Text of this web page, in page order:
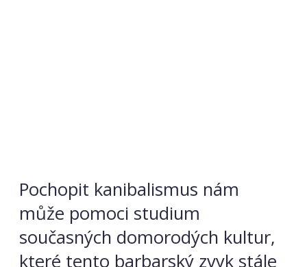
Pochopit kanibalismus nám
může pomoci studium
současných domorodých kultur,
které tento barbarský zvyk stále